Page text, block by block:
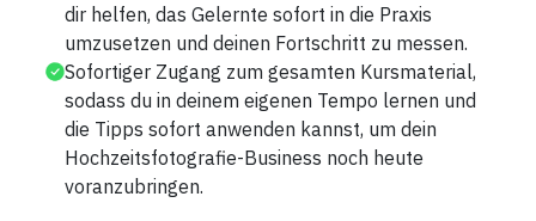
dir helfen, das Gelernte sofort in die Praxis
umzusetzen und deinen Fortschritt zu messen.
Sofortiger Zugang zum gesamten Kursmaterial,
sodass du in deinem eigenen Tempo lernen und
die Tipps sofort anwenden kannst, um dein
Hochzeitsfotografie-Business noch heute
voranzubringen.